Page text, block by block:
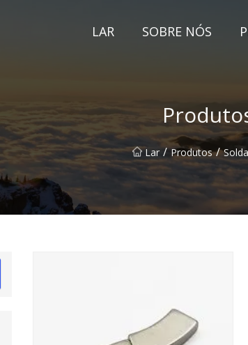
LAR SOBRE NÓS
Lar / Produtos /